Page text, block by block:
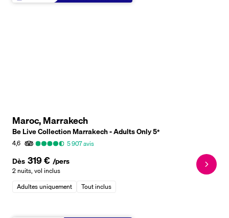
Maroc, Marrakech
Be Live Collection Marrakech - Adults Only5*
4,6
5 907avis
Dès 319 € /pers
2 nuits, vol inclus
Adultes uniquement
Tout inclus